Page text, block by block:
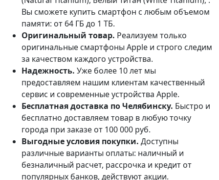
Вы сможете купить смартфон с любым объемом
памяти: от 64 ГБ до 1 ТБ.
Оригинальный товар. Реализуем только
оригинальные смартфоны Apple и строго следим
за качеством каждого устройства.
Надежность. Уже более 10 лет мы
предоставляем нашим клиентам качественный
сервис и современные устройства Apple.
Бесплатная доставка по Челябинску. Быстро и
бесплатно доставляем товар в любую точку
города при заказе от 100 000 руб.
Выгодные условия покупки. Доступны
различные варианты оплаты: наличный и
безналичный расчет, рассрочка и кредит от
популярных банков, действуют акции.